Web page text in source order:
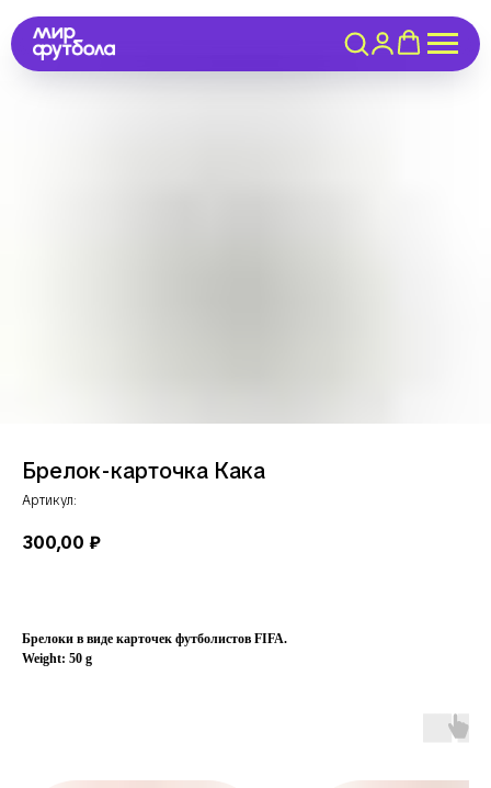
Брелок-карточка Кака
Артикул:
300,00 ₽
Брелоки в виде карточек футболистов FIFA.
Weight: 50 g